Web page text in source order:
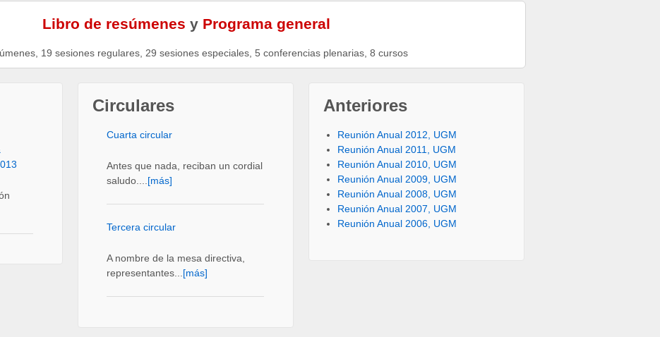
Libro de resúmenes y Programa general
19 sesiones regulares, 29 sesiones especiales, 5 conferencias plenarias, 8 cursos
Circulares
Cuarta circular
Antes que nada, reciban un cordial
saludo.... [más]
Tercera circular
A nombre de la mesa directiva,
representantes... [más]
Anteriores
Reunión Anual 2012, UGM
Reunión Anual 2011, UGM
Reunión Anual 2010, UGM
Reunión Anual 2009, UGM
Reunión Anual 2008, UGM
Reunión Anual 2007, UGM
Reunión Anual 2006, UGM